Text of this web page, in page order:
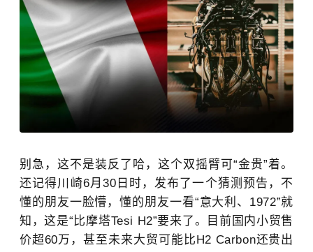
别急，这不是装反了哈，这个双摇臂可“金贵”着。
还记得川崎6月30日时，发布了一个猜测预告，不
懂的朋友一脸懵，懂的朋友一看“意大利、1972”就
知，这是“比摩塔Tesi H2”要来了。目前国内小贸售
价超60万，甚至未来大贸可能比H2 Carbon还贵出